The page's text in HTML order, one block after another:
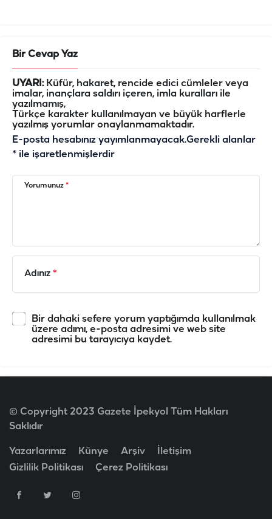
Bir Cevap Yaz
UYARI:Küfür, hakaret, rencide edici cümleler veya
imalar, inançlara saldırı içeren, imla kuralları ile
yazılmamış,
Türkçe karakter kullanılmayan ve büyük harflerle
yazılmış yorumlar onaylanmamaktadır.
E-posta hesabınız yayımlanmayacak.Gerekli alanlar
* ile işaretlenmişlerdir
Yorumunuz *
Adınız *
Bir dahaki sefere yorum yaptığımda kullanılmak
üzere adımı, e-posta adresimi ve web site
adresimi bu tarayıcıya kaydet.
© Copyright 2023 Gazete İpekyol Tüm Hakları
Saklıdır
Yazarlarımız Künye Arşiv
İletişim
Gizlilik Politikası
Çerez Politikası